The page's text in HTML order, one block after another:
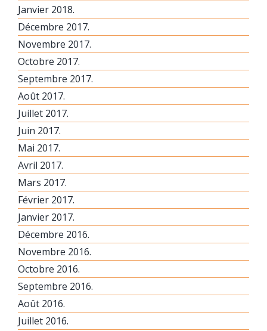
Janvier 2018.
Décembre 2017.
Novembre 2017.
Octobre 2017.
Septembre 2017.
Août 2017.
Juillet 2017.
Juin 2017.
Mai 2017.
Avril 2017.
Mars 2017.
Février 2017.
Janvier 2017.
Décembre 2016.
Novembre 2016.
Octobre 2016.
Septembre 2016.
Août 2016.
Juillet 2016.